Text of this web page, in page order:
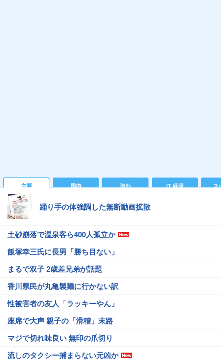
主要 国内 海外 IT 経済 ス
踊り手の体強調した無断動画拡散
土砂崩落で温泉客ら400人孤立か
飯塚幸三氏に長男「勝ち目ない」
まるで双子 2歳差兄弟が話題
香川県民が丸亀製麺に行かない訳
性被害者の友人「ラッキーやん」
座席で大声 親子の「滑稽」末路
マジで切れ味良い 無印の爪切り
流しのタクシー捕まらない元凶か